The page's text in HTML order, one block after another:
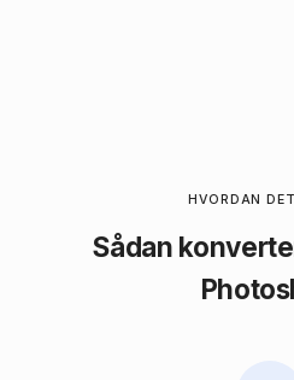
HVORDAN
Sådan